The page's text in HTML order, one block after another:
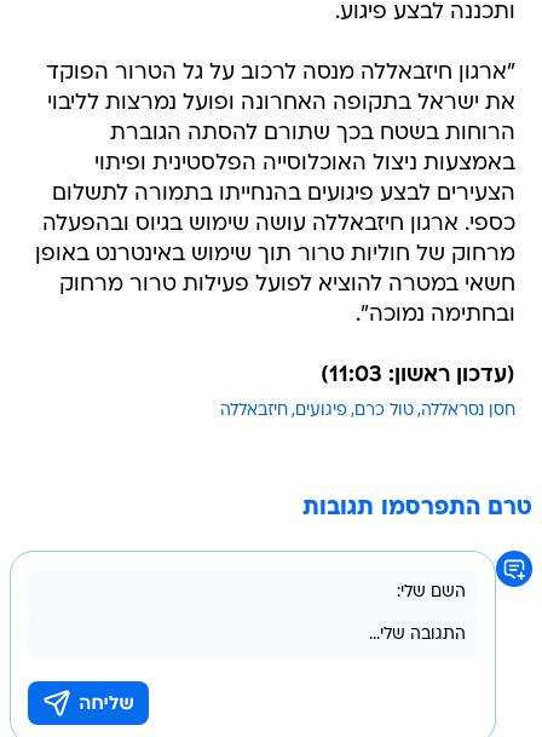
ותכננה לבצע פיגוע.
"ארגון חיזבאללה מנסה לרכוב על גל הטרור הפוקד
את ישראל בתקופה האחרונה ופועל נמרצות לליבוי
הרוחות בשטח בכך שתורם להסתה הגוברת
באמצעות ניצול האוכלוסייה הפלסטינית ופיתוי
הצעירים לבצע פיגועים בהנחייתו בתמורה לתשלום
כספי. ארגון חיזבאללה עושה שימוש בגיוס ובהפעלה
מרחוק של חוליות טרור תוך שימוש באינטרנט באופן
חשאי במטרה להוציא לפועל פעילות טרור מרחוק
ובחתימה נמוכה".
(עדכון ראשון: 11:03)
חסן נסראללה טול כרם פיגועים חיזבאללה
טרם התפרסמו תגובות